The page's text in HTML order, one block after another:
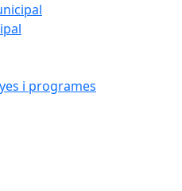
i programes